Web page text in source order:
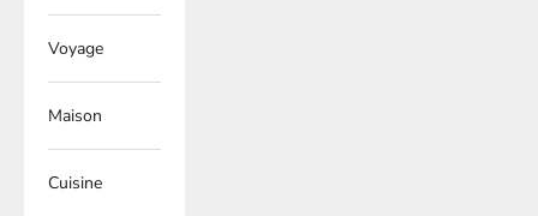
Voyage
Maison
Cuisine